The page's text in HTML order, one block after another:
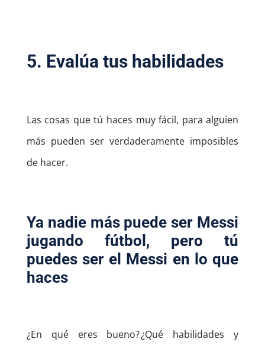
5. Evalúa tus habilidades
Las cosas que tú haces muy fácil, para alguien
más pueden ser verdaderamente imposibles
de hacer.
Ya nadie más puede ser Messi
jugando fútbol, pero tú
puedes ser el Messi en lo que
haces
¿En qué eres bueno? ¿Qué habilidades y